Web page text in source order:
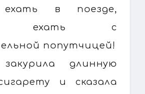
в поезде,
ехать с
попутчицей!
длинную
и сказала